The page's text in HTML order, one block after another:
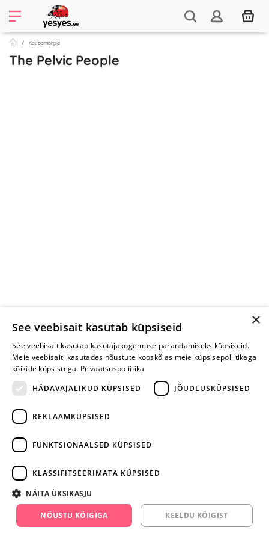
Kaubamärgid
The Pelvic People
facebook.com/yesyes.ee
Instagram/yesyes.ee
×
See veebisait kasutab küpsiseid
See veebisait kasutab kasutajakogemuse parandamiseks küpsiseid.
Meie veebisaiti kasutades nõustute kooskõlas meie küpsisepoliitikaga
kõikide küpsistega. Privaatsuspoliitika
HÄDAVAJALIKUD KÜPSISED
JÕUDLUSKÜPSISED
REKLAAMKÜPSISED
FUNKTSIONAALSED KÜPSISED
KLASSIFITSEERIMATA KÜPSISED
NÄITA ÜKSIKASJU
NÕUSTU KÕIGIGA KEELDU KÕIGIST